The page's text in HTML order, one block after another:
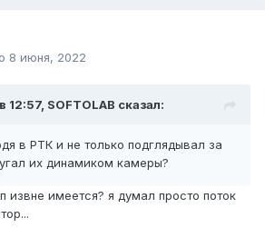
8 июня, 2022
12:57, SOFTOLAB сказал:
в РТК и не только подглядывал за
их динамиком камеры?
извне имеется? я думал просто поток